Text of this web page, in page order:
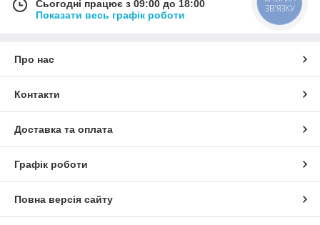
Сьогодні працює з 09:00 до 18:00
Показати весь графік роботи
Про нас
Контакти
Доставка та оплата
Графік роботи
Повна версія сайту
ЗВ'ЯЗКУ